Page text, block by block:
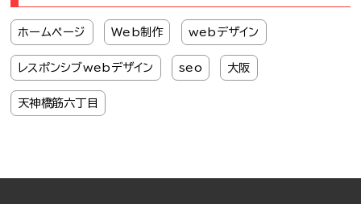
ホームページ Web制作 webデザイン
レスポンシブwebデザイン seo 大阪
天神橋筋六丁目